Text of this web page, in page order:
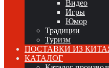
Видео
Игры
Юмор
Традиции
Туризм
ПОСТАВКИ ИЗ
КАТАЛОГ